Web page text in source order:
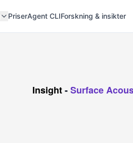
PriserAgent CLIForskning & insikter
Insight-Surface